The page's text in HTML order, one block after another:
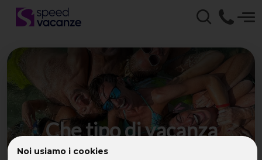
Noi usiamo i cookies
Che tipo di vacanza
cerchi?